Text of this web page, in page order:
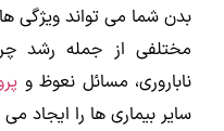
بدن شما می تواند ویژگی
مختلفی از جمله رشد
ناباروری، مسائل نعوظ و
سایر بیماری ها را ایجاد